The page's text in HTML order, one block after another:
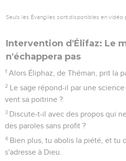
Seuls les Évangiles sont disponibles en vidéo
Intervention d'Élifaz: Le
n'échappera pas
1 Alors Éliphaz, de Théman, prit la
2 Le sage répond-il par une
vent sa poitrine ?
3 Discute-t-il avec des propos qui
des paroles sans profit ?
4 Bien plus, tu abolis la piété, et tu
s'adresse à Dieu.